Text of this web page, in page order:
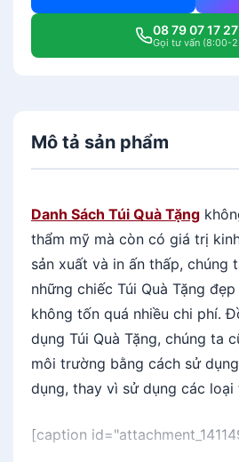
08 79 07 17 27
Gọi tư vấn (8:00-
Mô tả sản phẩm
Danh Sách Túi Quà Tặng
thẩm mỹ mà còn có giá trị
sản xuất và in ấn thấp, chúng
những chiếc Túi Quà Tặng
không tốn quá nhiều chi phí.
dụng Túi Quà Tặng, chúng ta
môi trường bằng cách sử
dụng, thay vì sử dụng các loại
[caption